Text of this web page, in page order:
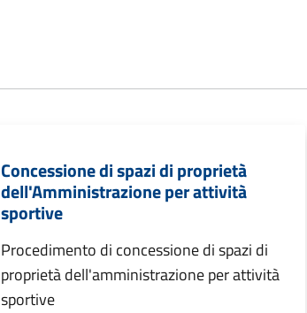
Concessione di spazi di proprietà
dell'Amministrazione per attività
sportive
Procedimento di concessione di spazi di
proprietà dell'amministrazione per attività
sportive